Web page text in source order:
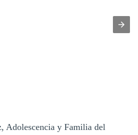
Adolescencia y Familia del